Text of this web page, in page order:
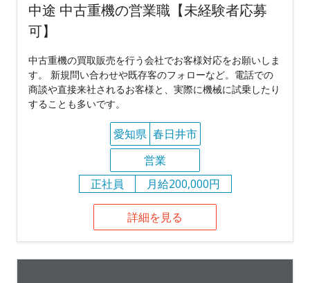
中途 中古重機の営業職【未経験者応募
可】
中古重機の買取販売を行う会社でお客様対応をお願いしま
す。 新規問い合わせや既存客のフォローなど。電話での
商談や直接来社されるお客様と、実際に機械に試乗したり
することも多いです。
愛知県 春日井市
営業
正社員
月給200,000円
詳細を見る